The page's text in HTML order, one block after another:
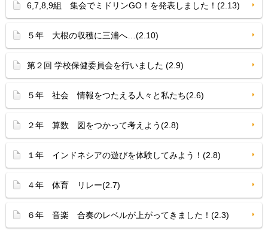
6,7,8,9組 集会でミドリンGO！を発表しました！(2.13)
５年 大根の収穫に三浦へ…(2.10)
第２回 学校保健委員会を行いました (2.9)
５年 社会 情報をつたえる人々と私たち(2.6)
２年 算数 図をつかって考えよう(2.8)
１年 インドネシアの遊びを体験してみよう！(2.8)
４年 体育 リレー(2.7)
６年 音楽 合奏のレベルが上がってきました！(2.3)